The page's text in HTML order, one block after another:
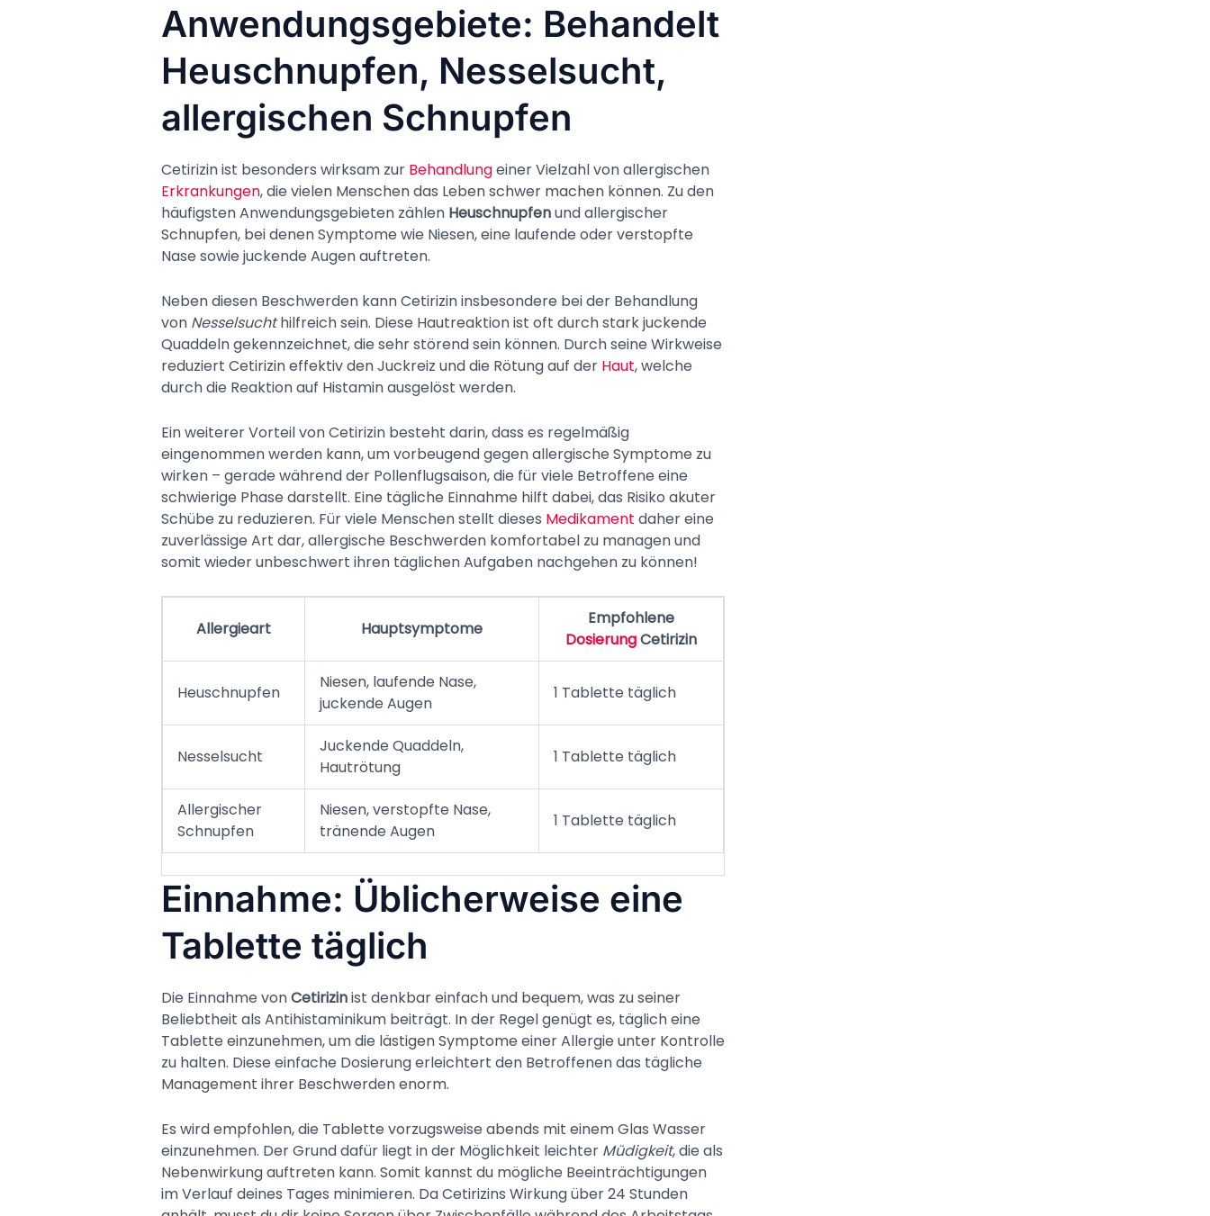
Anwendungsgebiete: Behandelt
Heuschnupfen, Nesselsucht,
allergischen Schnupfen
Cetirizin ist besonders wirksam zur Behandlungeiner Vielzahl von allergischen
Erkrankungen, die vielen Menschen das Leben schwer machen können. Zu den
häufigsten Anwendungsgebieten zählen Heuschnupfenund allergischer
Schnupfen, bei denen Symptome wie Niesen, eine laufende oder verstopfte
Nase sowie juckende Augen auftreten.
Neben diesen Beschwerden kann Cetirizin insbesondere bei der Behandlung
von Nesselsuchthilfreich sein. Diese Hautreaktion ist oft durch stark juckende
Quaddeln gekennzeichnet, die sehr störend sein können. Durch seine Wirkweise
reduziert Cetirizin effektiv den Juckreiz und die Rötung auf der Haut, welche
durch die Reaktion auf Histamin ausgelöst werden.
Ein weiterer Vorteil von Cetirizin besteht darin, dass es regelmäßig
eingenommen werden kann, um vorbeugend gegen allergische Symptome zu
wirken – gerade während der Pollenflugsaison, die für viele Betroffene eine
schwierige Phase darstellt. Eine tägliche Einnahme hilft dabei, das Risiko akuter
Schübe zu reduzieren. Für viele Menschen stellt dieses Medikament daher eine
zuverlässige Art dar, allergische Beschwerden komfortabel zu managen und
somit wieder unbeschwert ihren täglichen Aufgaben nachgehen zu können!
Allergieart Hauptsymptome
Empfohlene
DosierungCetirizin
Heuschnupfen
Niesen, laufende Nase,
juckende Augen
1 Tablette täglich
Nesselsucht
Juckende Quaddeln,
Hautrötung
1 Tablette täglich
Allergischer
Schnupfen
Niesen, verstopfte Nase,
tränende Augen
1 Tablette täglich
Einnahme: Üblicherweise eine
Tablette täglich
Die Einnahme vonCetirizinist denkbar einfach und bequem, was zu seiner
Beliebtheit als Antihistaminikum beiträgt. In der Regel genügt es, täglich eine
Tablette einzunehmen, um die lästigen Symptome einer Allergie unter Kontrolle
zu halten. Diese einfache Dosierung erleichtert den Betroffenen das tägliche
Management ihrer Beschwerden enorm.
Es wird empfohlen, die Tablette vorzugsweise abends mit einem Glas Wasser
einzunehmen. Der Grund dafür liegt in der Möglichkeit leichter Müdigkeit, die als
Nebenwirkung auftreten kann. Somit kannst du mögliche Beeinträchtigungen
im Verlauf deines Tages minimieren. Da Cetirizins Wirkung über 24 Stunden